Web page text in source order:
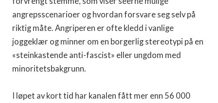
angrepsscenarioer og hvordan forsvare seg selv på
riktig måte. Angriperen er ofte kledd i vanlige
joggeklær og minner om en borgerlig stereotypi på en
«steinkastende anti-fascist» eller ungdom med
minoritetsbakgrunn.
I løpet av kort tid har kanalen fått mer enn 56 000